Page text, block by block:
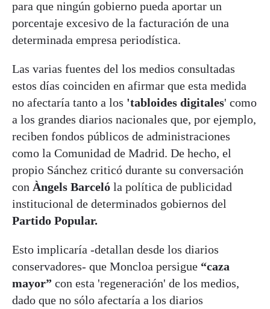
para que ningún gobierno pueda aportar un
porcentaje excesivo de la facturación de una
determinada empresa periodística.
Las varias fuentes del los medios consultadas
estos días coinciden en afirmar que esta medida
no afectaría tanto a los 'tabloides digitales' como
a los grandes diarios nacionales que, por ejemplo,
reciben fondos públicos de administraciones
como la Comunidad de Madrid. De hecho, el
propio Sánchez criticó durante su conversación
con Àngels Barceló la política de publicidad
institucional de determinados gobiernos del
Partido Popular.
Esto implicaría -detallan desde los diarios
conservadores- que Moncloa persigue “caza
mayor” con esta 'regeneración' de los medios,
dado que no sólo afectaría a los diarios